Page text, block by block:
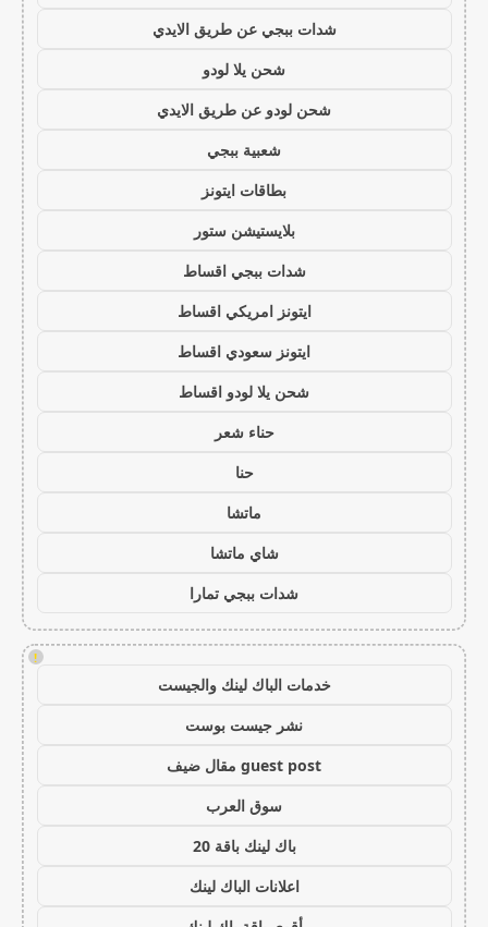
شدات ببجي عن طريق الايدي
شحن يلا لودو
شحن لودو عن طريق الايدي
شعبية ببجي
بطاقات ايتونز
بلايستيشن ستور
شدات ببجي اقساط
ايتونز امريكي اقساط
ايتونز سعودي اقساط
شحن يلا لودو اقساط
حناء شعر
حنا
ماتشا
شاي ماتشا
شدات ببجي تمارا
!
خدمات الباك لينك والجيست
نشر جيست بوست
guest post مقال ضيف
سوق العرب
باك لينك باقة 20
اعلانات الباك لينك